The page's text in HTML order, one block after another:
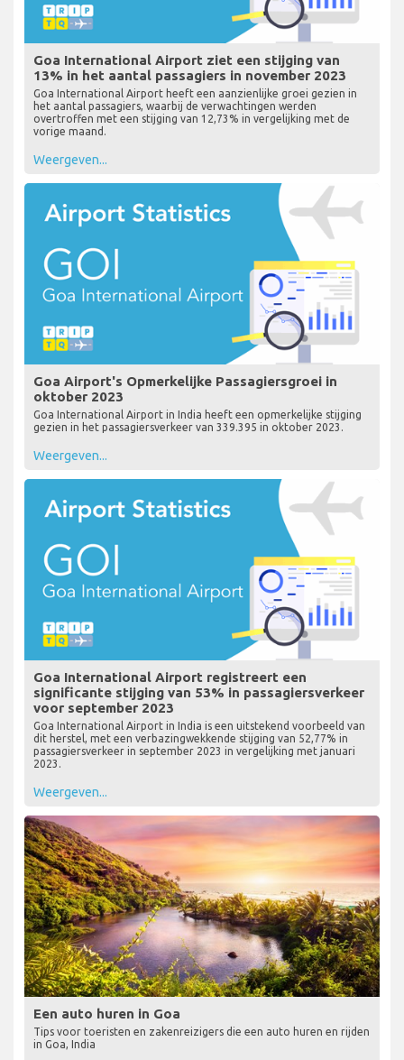
Goa International Airport ziet een stijging van
13% in het aantal passagiers in november 2023
Goa International Airport heeft een aanzienlijke groei gezien in
het aantal passagiers, waarbij de verwachtingen werden
overtroffen met een stijging van 12,73% in vergelijking met de
vorige maand.
Weergeven...
Goa Airport's Opmerkelijke Passagiersgroei in
oktober 2023
Goa International Airport in India heeft een opmerkelijke stijging
gezien in het passagiersverkeer van 339.395 in oktober 2023.
Weergeven...
Goa International Airport registreert een
significante stijging van 53% in passagiersverkeer
voor september 2023
Goa International Airport in India is een uitstekend voorbeeld van
dit herstel, met een verbazingwekkende stijging van 52,77% in
passagiersverkeer in september 2023 in vergelijking met januari
2023.
Weergeven...
Een auto huren in Goa
Tips voor toeristen en zakenreizigers die een auto huren en rijden
in Goa, India